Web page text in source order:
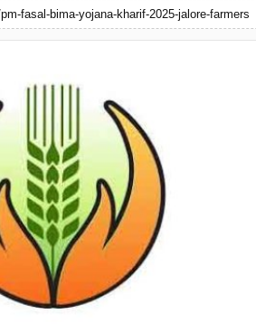
fasal-bima-yojana-kharif-2025-jalore-farmers